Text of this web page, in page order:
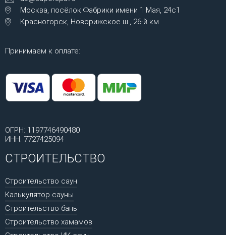
Москва, посёлок Фабрики имени 1 Мая, 24с1
Красногорск, Новорижское ш., 26-й км
Принимаем к оплате:
ОГРН: 1197746490480
ИНН: 7727425094
СТРОИТЕЛЬСТВО
Строительство саун
Калькулятор сауны
Строительство бань
Строительство хамамов